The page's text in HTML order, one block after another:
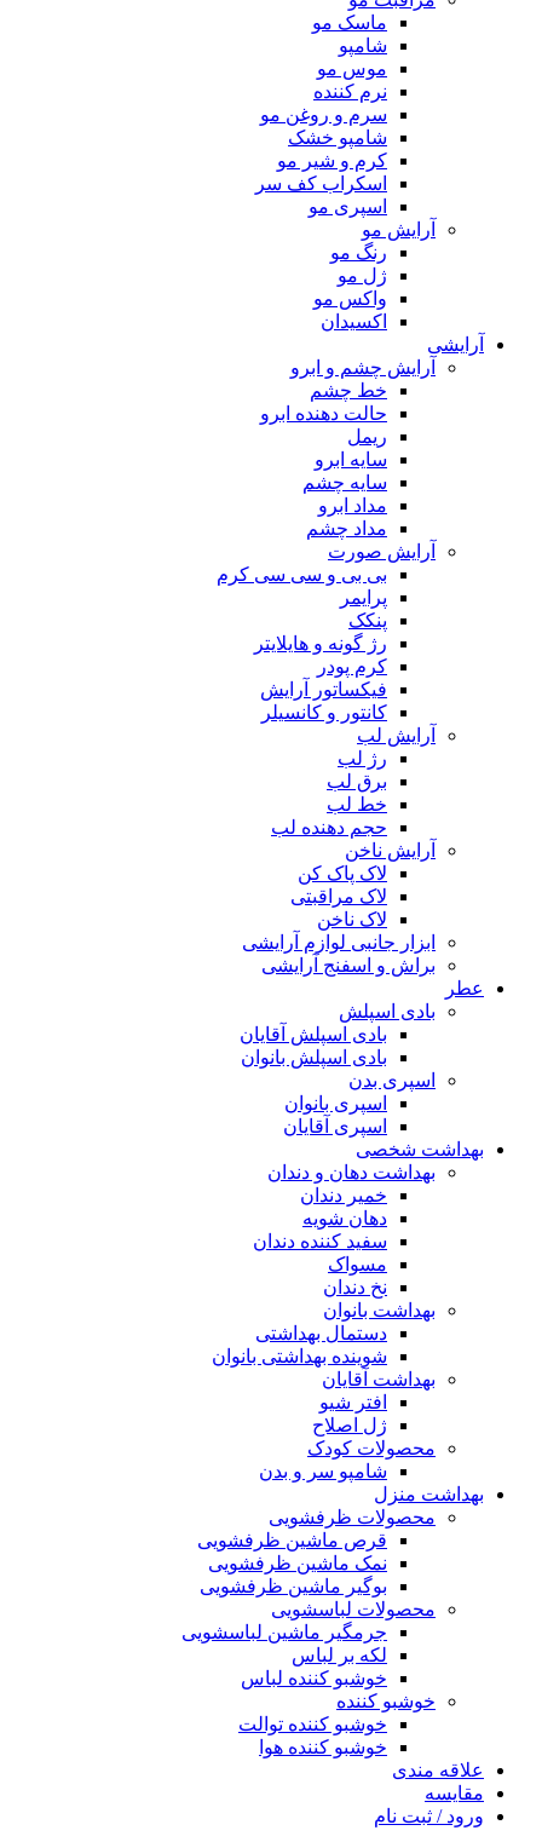
ماسک مو
شامپو
موس مو
نرم کننده
سرم و روغن مو
شامپو خشک
کرم و شیر مو
اسکراب کف سر
اسپری مو
آرایش مو
رنگ مو
ژل مو
واکس مو
اکسیدان
آرایشی
آرایش چشم و ابرو
خط چشم
حالت دهنده ابرو
ریمل
سایه ابرو
سایه چشم
مداد ابرو
مداد چشم
آرایش صورت
بی بی و سی سی کرم
پرایمر
پنکک
رژ گونه و هایلایتر
کرم پودر
فیکساتور آرایش
کانتور و کانسیلر
آرایش لب
رژ لب
برق لب
خط لب
حجم دهنده لب
آرایش ناخن
لاک پاک کن
لاک مراقبتی
لاک ناخن
ابزار جانبی لوازم آرایشی
براش و اسفنج آرایشی
عطر
بادی اسپلش
بادی اسپلش آقایان
بادی اسپلش بانوان
اسپری بدن
اسپری بانوان
اسپری آقایان
بهداشت شخصی
بهداشت دهان و دندان
خمیر دندان
دهان شویه
سفید کننده دندان
مسواک
نخ دندان
بهداشت بانوان
دستمال بهداشتی
شوینده بهداشتی بانوان
بهداشت آقایان
افتر شیو
ژل اصلاح
محصولات کودک
شامپو سر و بدن
بهداشت منزل
محصولات ظرفشویی
قرص ماشین ظرفشویی
نمک ماشین ظرفشویی
بوگیر ماشین ظرفشویی
محصولات لباسشویی
جرمگیر ماشین لباسشویی
لکه بر لباس
خوشبو کننده لباس
خوشبو کننده
خوشبو کننده توالت
خوشبو کننده هوا
علاقه مندی
مقایسه
ورود / ثبت نام